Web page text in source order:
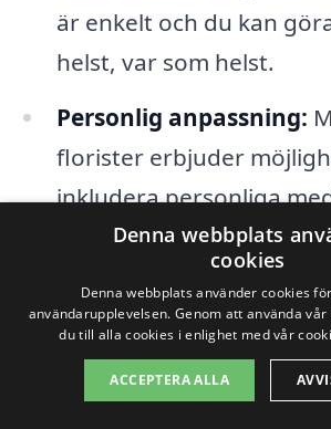
är enkelt och du kan
helst, var som helst.
Personlig anpassning:
florister erbjuder
inkludera personliga
eller tillägg för att göra
Säkerhet:Professionella
hand om blommorna på
att säkerställa att de
Denna webbplats
cookies
Denna webbplats använder cookies
användarupplevelsen. Genom att använda
du till alla cookies i enlighet med vår
ACCEPTERA ALLA